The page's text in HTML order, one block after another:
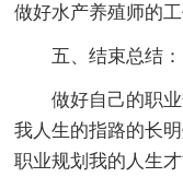
做好水产养殖师的工
五、结束总结：
做好自己的职业
我人生的指路的长
职业规划我的人生